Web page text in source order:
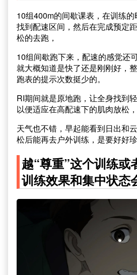
10组400m的间歇课表，在训练
找到配速区间，然后在完成预定
松的去跑，
10组间歇跑下来，配速的感觉还
就大概知道是快了还是刚刚好，
跑表的提示次数挺少的。
RI期间就是原地跑，让全身找到
以便适应在高配速下的肌肉放松，
天气也不错，早起能看到日出和
松后能再去户外训练，是要好好珍
越“尊重”这个训练或
训练效果和集中状态